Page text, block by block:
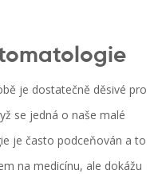
je dostatečně děsivé pro
se jedná o naše malé
je často podceňován a to
na medicínu, ale dokážu